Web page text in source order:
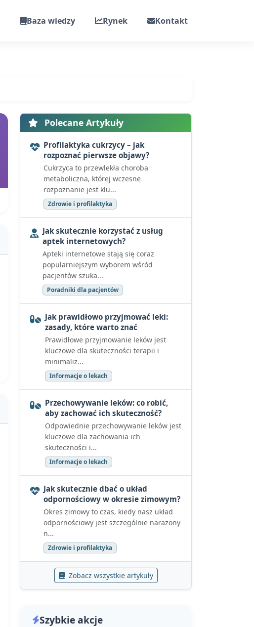
Baza wiedzy Rynek Kontakt
Polecane Artykuły
Profilaktyka cukrzycy – jak
rozpoznać pierwsze objawy?
Cukrzyca to przewlekła choroba
metaboliczna, której wczesne
rozpoznanie jest klu...
Zdrowie i profilaktyka
Jak skutecznie korzystać z usług
aptek internetowych?
Apteki internetowe stają się coraz
popularniejszym wyborem wśród
pacjentów szuka...
Poradniki dla pacjentów
Jak prawidłowo przyjmować leki:
zasady, które warto znać
Prawidłowe przyjmowanie leków jest
kluczowe dla skuteczności terapii i
minimaliz...
Informacje o lekach
Przechowywanie leków: co robić,
aby zachować ich skuteczność?
Odpowiednie przechowywanie leków jest
kluczowe dla zachowania ich
skuteczności i...
Informacje o lekach
Jak skutecznie dbać o układ
odpornościowy w okresie zimowym?
Okres zimowy to czas, kiedy nasz układ
odpornościowy jest szczególnie narażony
n...
Zdrowie i profilaktyka
Zobacz wszystkie artykuły
Szybkie akcje